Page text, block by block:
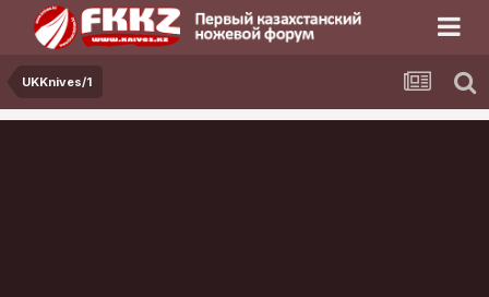
UKKnives/1